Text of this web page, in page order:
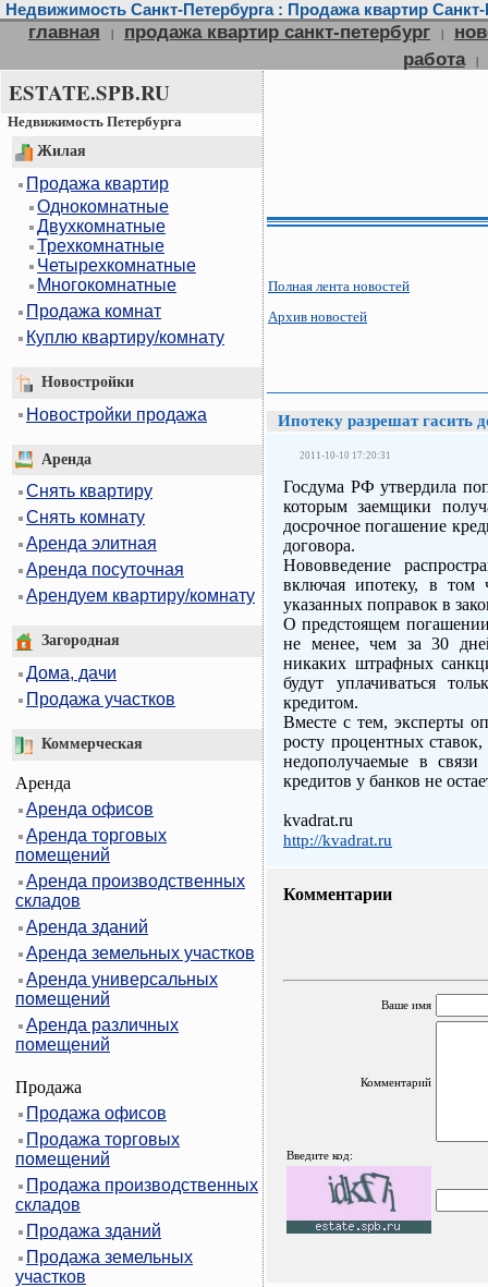
Недвижимость Санкт-Петербурга : Продажа квартир
главная | продажа квартир санкт-петербург |
работа
|
ESTATE.SPB.RU
Недвижимость Петербурга
Жилая
Продажа квартир
Однокомнатные
Двухкомнатные
Трехкомнатные
Четырехкомнатные
Многокомнатные
Продажа комнат
Куплю квартиру/комнату
Новостройки
Новостройки продажа
Аренда
Снять квартиру
Снять комнату
Аренда элитная
Аренда посуточная
Арендуем квартиру/комнату
Загородная
Дома, дачи
Продажа участков
Коммерческая
Аренда
Аренда офисов
Аренда торговых
помещений
Аренда производственных
складов
Аренда зданий
Аренда земельных участков
Аренда универсальных
помещений
Аренда различных
помещений
Продажа
Продажа офисов
Продажа торговых
помещений
Продажа производственных
складов
Продажа зданий
Продажа земельных
участков
Полная лента новостей
Архив новостей
Ипотеку разрешат гасить
2011-10-10 17:20:31
Госдума РФ утвердила
которым заемщики
досрочное погашение
договора.
Нововведение
включая ипотеку, в том
указанных поправок в
О предстоящем
не менее, чем за 30
никаких штрафных
будут уплачиваться
кредитом.
Вместе с тем, эксперты
росту процентных
недополучаемые в
кредитов у банков не
kvadrat.ru
http://kvadrat.ru
Комментарии
Ваше имя
Комментарий
Введите код: